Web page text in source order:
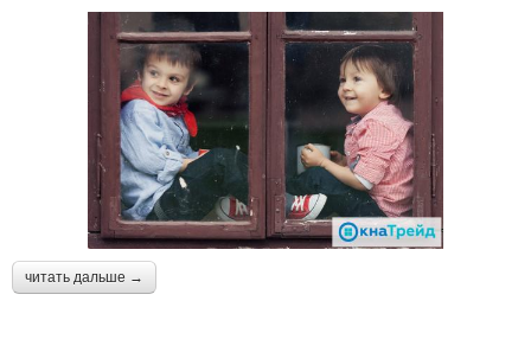
читать дальше →